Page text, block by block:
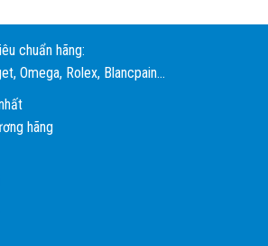
chuẩn hãng:
Omega, Rolex, Blancpain...
hãng